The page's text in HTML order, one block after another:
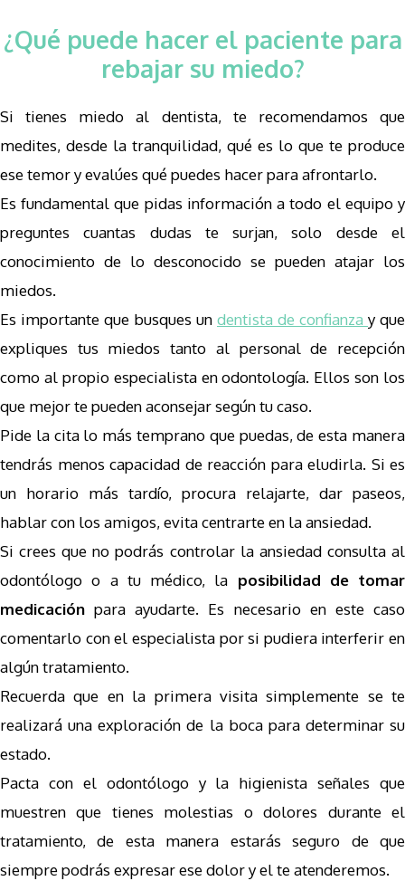
¿Qué puede hacer el paciente para
rebajar su miedo?
Si tienes miedo al dentista, te recomendamos que
medites, desde la tranquilidad, qué es lo que te produce
ese temor y evalúes qué puedes hacer para afrontarlo.
Es fundamental que pidas información a todo el equipo y
preguntes cuantas dudas te surjan, solo desde el
conocimiento de lo desconocido se pueden atajar los
miedos.
Es importante que busques un dentista de confianza y que
expliques tus miedos tanto al personal de recepción
como al propio especialista en odontología. Ellos son los
que mejor te pueden aconsejar según tu caso.
Pide la cita lo más temprano que puedas, de esta manera
tendrás menos capacidad de reacción para eludirla. Si es
un horario más tardío, procura relajarte, dar paseos,
hablar con los amigos, evita centrarte en la ansiedad.
Si crees que no podrás controlar la ansiedad consulta al
odontólogo o a tu médico, la posibilidad de tomar
medicaciónpara ayudarte. Es necesario en este caso
comentarlo con el especialista por si pudiera interferir en
algún tratamiento.
Recuerda que en la primera visita simplemente se te
realizará una exploración de la boca para determinar su
estado.
Pacta con el odontólogo y la higienista señales que
muestren que tienes molestias o dolores durante el
tratamiento, de esta manera estarás seguro de que
siempre podrás expresar ese dolor y el te atenderemos.